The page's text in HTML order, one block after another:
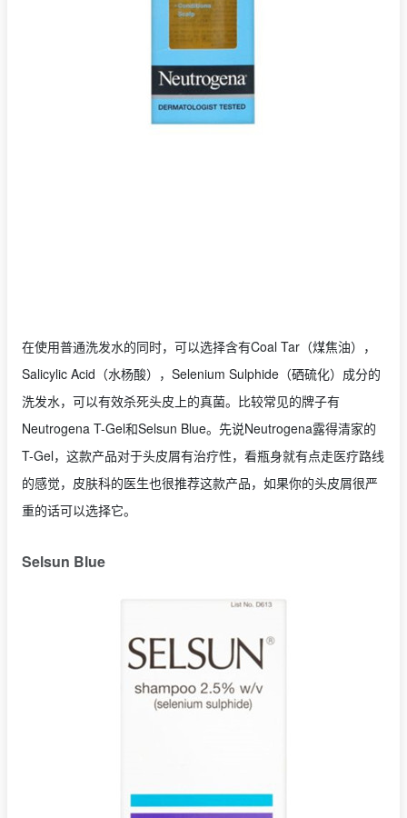
在使用普通洗发水的同时，可以选择含有Coal Tar（煤焦油），
Salicylic Acid（水杨酸），Selenium Sulphide（硒硫化）成分的
洗发水，可以有效杀死头皮上的真菌。比较常见的牌子有
Neutrogena T-Gel和Selsun Blue。先说Neutrogena露得清家的
T-Gel，这款产品对于头皮屑有治疗性，看瓶身就有点走医疗路线
的感觉，皮肤科的医生也很推荐这款产品，如果你的头皮屑很严
重的话可以选择它。
Selsun Blue